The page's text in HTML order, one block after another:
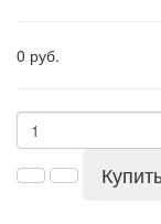
0 руб.